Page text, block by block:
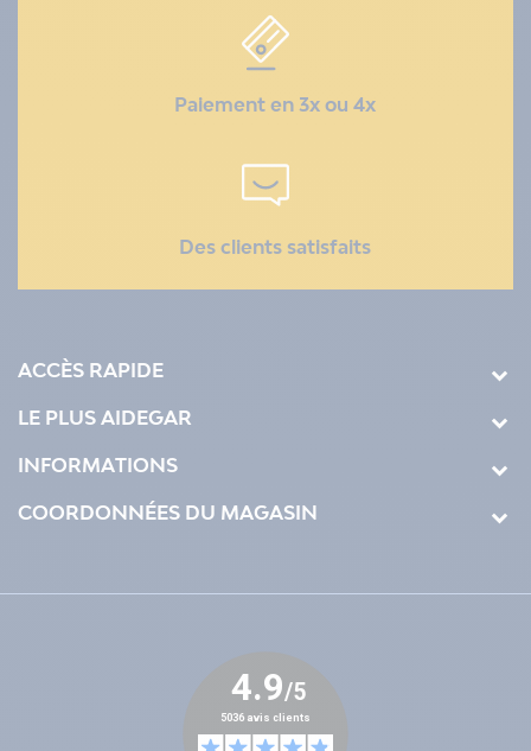
Paiement en 3x ou 4x
Des clients satisfaits
ACCÈS RAPIDE
LE PLUS AIDEGAR
INFORMATIONS
COORDONNÉES DU MAGASIN